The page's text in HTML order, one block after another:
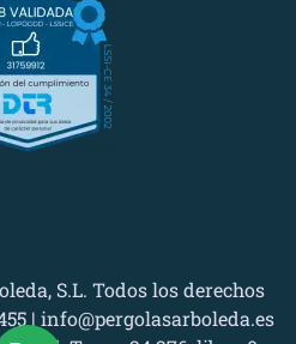
S.L. Todos los derechos
| info@pergolasarboleda.es